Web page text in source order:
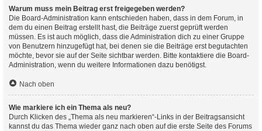
Warum muss mein Beitrag erst freigegeben werden?
Die Board-Administration kann entschieden haben, dass in dem Forum, in
dem du einen Beitrag erstellt hast, die Beiträge zuerst geprüft werden
müssen. Es ist auch möglich, dass die Administration dich zu einer Gruppe
von Benutzern hinzugefügt hat, bei denen sie die Beiträge erst begutachten
möchte, bevor sie auf der Seite sichtbar werden. Bitte kontaktiere die Board-
Administration, wenn du weitere Informationen dazu benötigst.
Nach oben
Wie markiere ich ein Thema als neu?
Durch Klicken des „Thema als neu markieren“-Links in der Beitragsansicht
kannst du das Thema wieder ganz nach oben auf die erste Seite des Forums